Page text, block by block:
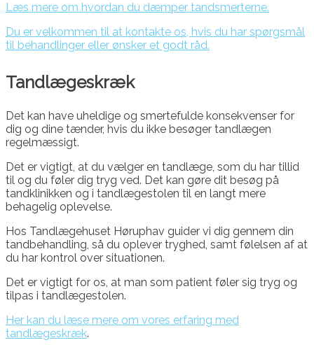
Læs mere om hvordan du dæmper tandsmerterne.
Du er velkommen til at kontakte os, hvis du har spørgsmål
til behandlinger eller ønsker et godt råd.
Tandlægeskræk
Det kan have uheldige og smertefulde konsekvenser for
dig og dine tænder, hvis du ikke besøger tandlægen
regelmæssigt.
Det er vigtigt, at du vælger en tandlæge, som du har tillid
til og du føler dig tryg ved. Det kan gøre dit besøg på
tandklinikken og i tandlægestolen til en langt mere
behagelig oplevelse.
Hos Tandlægehuset Høruphav guider vi dig gennem din
tandbehandling, så du oplever tryghed, samt følelsen af at
du har kontrol over situationen.
Det er vigtigt for os, at man som patient føler sig tryg og
tilpas i tandlægestolen.
Her kan du læse mere om vores erfaring med
tandlægeskræk.